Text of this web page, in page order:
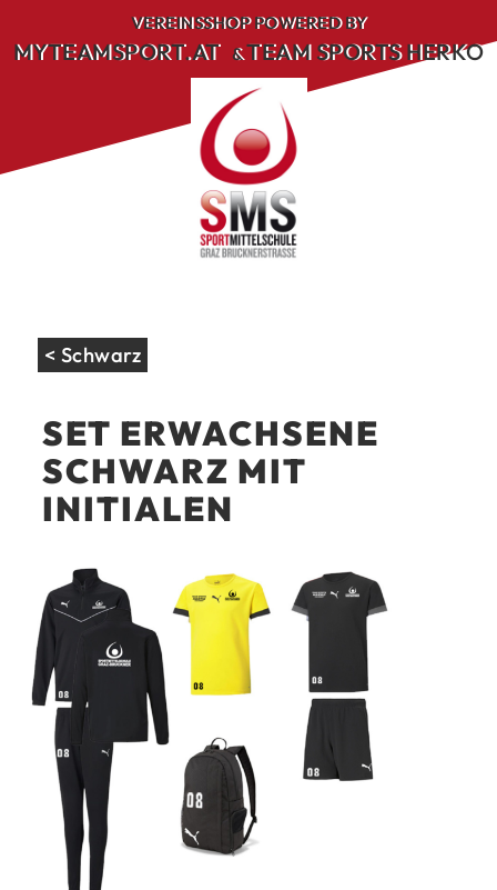
content
VEREINSSHOP POWERED BY
MYTEAMSPORT.AT&TEAM SPORTS HERKO
< Schwarz
SET ERWACHSENE
SCHWARZ MIT
INITIALEN